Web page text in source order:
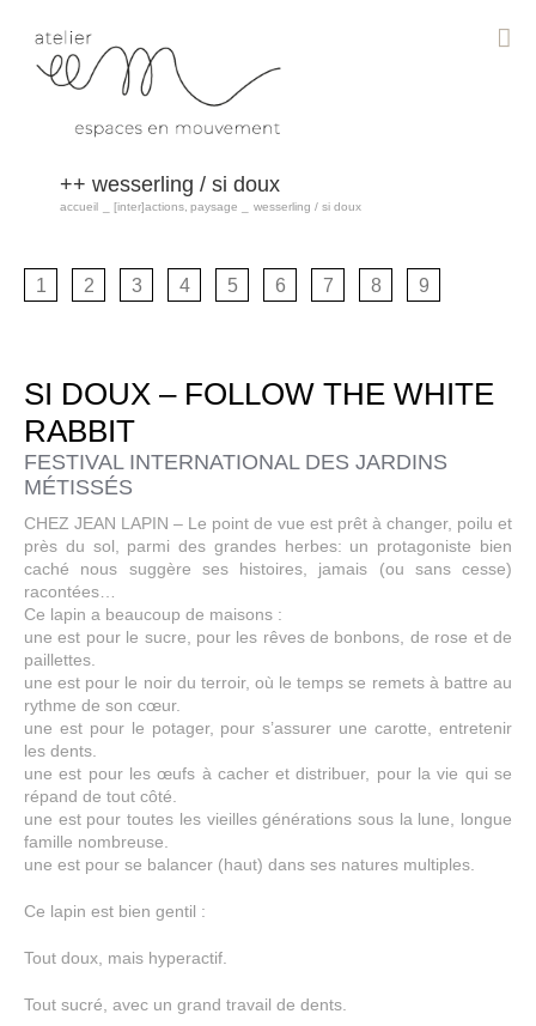
contenu
wesserling / si doux
accueil [inter]actions paysage wesserling / si doux
1 2 3 4 5 6 7 8 9
SI DOUX – FOLLOW THE WHITE
RABBIT
FESTIVAL INTERNATIONAL DES JARDINS
MÉTISSÉS
CHEZ JEAN LAPIN – Le point de vue est prêt à changer, poilu et
près du sol, parmi des grandes herbes: un protagoniste bien
caché nous suggère ses histoires, jamais (ou sans cesse)
racontées…
Ce lapin a beaucoup de maisons :
une est pour le sucre, pour les rêves de bonbons, de rose et de
paillettes.
une est pour le noir du terroir, où le temps se remets à battre au
rythme de son cœur.
une est pour le potager, pour s’assurer une carotte, entretenir
les dents.
une est pour les œufs à cacher et distribuer, pour la vie qui se
répand de tout côté.
une est pour toutes les vieilles générations sous la lune, longue
famille nombreuse.
une est pour se balancer (haut) dans ses natures multiples.
Ce lapin est bien gentil :
Tout doux, mais hyperactif.
Tout sucré, avec un grand travail de dents.